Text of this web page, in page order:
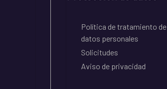
Política de tratamiento de
datos personales
Solicitudes
Aviso de privacidad